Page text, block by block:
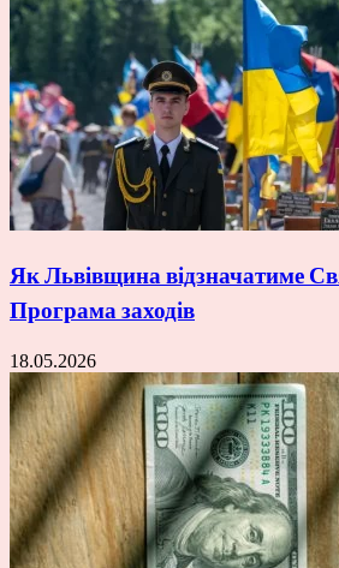
Як Львівщина відзначатиме
Програма заходів
18.05.2026